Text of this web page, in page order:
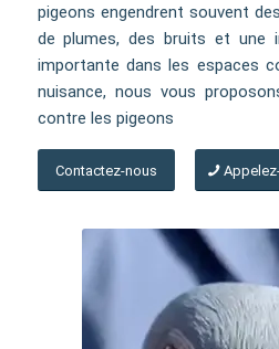
pigeons engendrent souvent
de plumes, des bruits et une
importante dans les espaces
nuisance, nous vous
contre les pigeons
Contactez-nous